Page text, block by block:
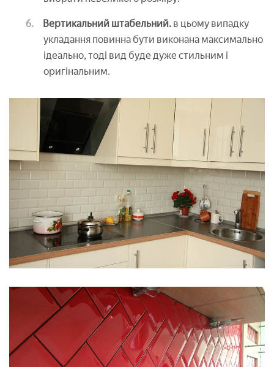
Вертикальний штабельний. в цьому випадку
укладання повинна бути виконана максимально
ідеально, тоді вид буде дуже стильним і
оригінальним.